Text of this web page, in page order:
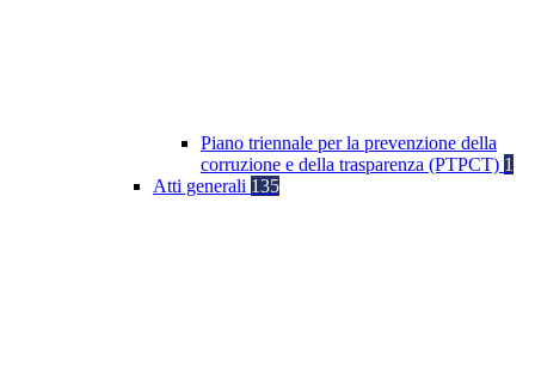
Piano triennale per la prevenzione della
corruzione e della trasparenza (PTPCT) 1
Atti generali 135